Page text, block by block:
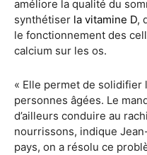
améliore la qualité du
synthétiser la vitamine D,
le fonctionnement des
calcium sur les os.
« Elle permet de solidifier
personnes âgées. Le
d’ailleurs conduire au
nourrissons, indique
pays, on a résolu ce